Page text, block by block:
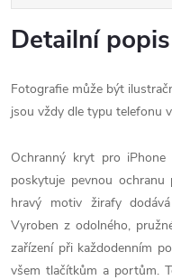
Detailní
Fotografie může být
jsou vždy dle typu telefonu
Ochranný kryt pro
poskytuje pevnou
hravý motiv žirafy
Vyroben z odolného,
zařízení při každodenním
všem tlačítkům a portům.